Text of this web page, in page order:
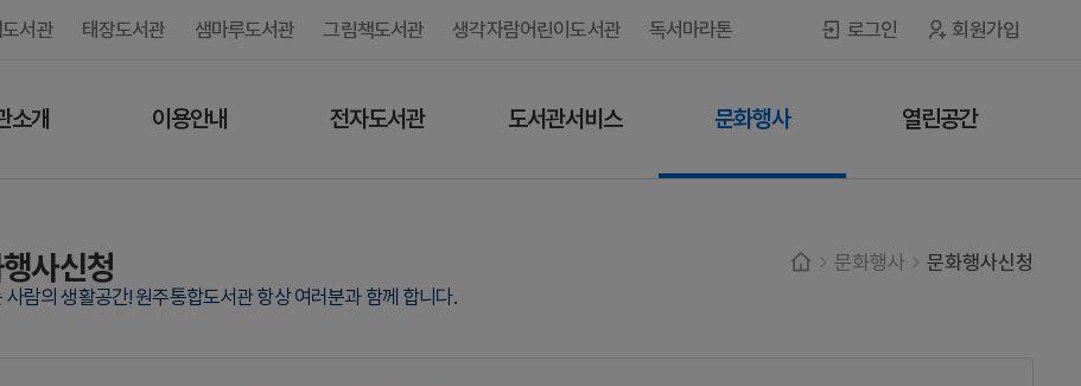
서관 태장도서관 샘마루도서관 그림책도서관 생각자람어린이도서관 독서마라톤 로그인 회원가입
소개 이용안내 전자도서관 도서관서비스 문화행사 열린공간
사신청
사람의 생활공간! 원주통합도서관 항상 여러분과 함께 합니다.
문화행사 문화행사신청